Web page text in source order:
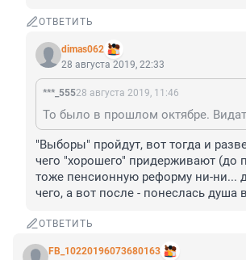
ОТВЕТИТЬ
dimas062
28 августа 2019, 22:33
***_55528 августа 2019, 11:46
"Выборы" пройдут, вот тогда и
чего "хорошего" придерживают (до
тоже пенсионную реформу ни-ни...
чего, а вот после - понеслась душа
ОТВЕТИТЬ
FB_10220196073680163